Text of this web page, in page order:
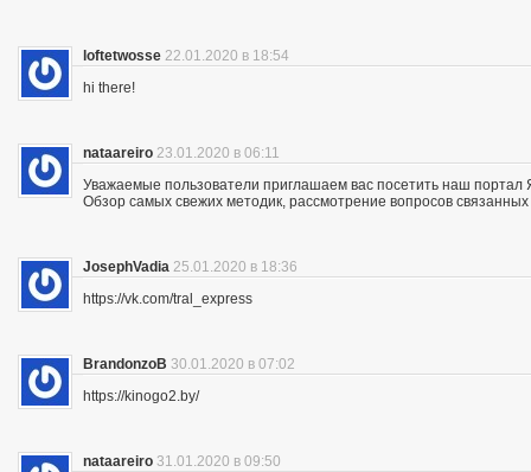
loftetwosse 22.01.2020 в 18:54
hi there!
nataareiro 23.01.2020 в 06:11
Уважаемые пользователи приглашаем вас посетить наш портал
Обзор самых свежих методик, рассмотрение вопросов
JosephVadia 25.01.2020 в 18:36
https://vk.com/tral_express
BrandonzoB 30.01.2020 в 07:02
https://kinogo2.by/
nataareiro 31.01.2020 в 09:50